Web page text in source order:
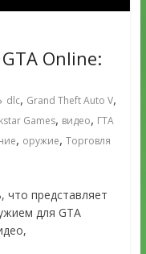
Online:
dlc, Grand Theft Auto V,
Games, видео, ГТА
, оружие, Торговля
что представляет
для GTA